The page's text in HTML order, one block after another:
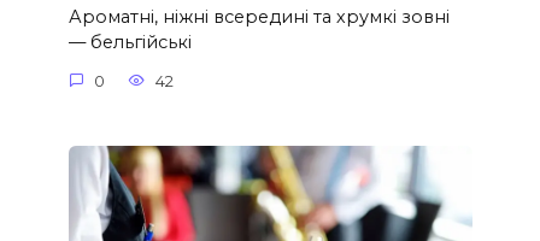
Ароматні, ніжні всередині та хрумкі зовні
— бельгійські
0 42